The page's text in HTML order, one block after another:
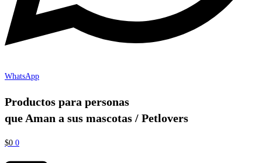
WhatsApp
Productos para personas
que Aman a sus mascotas / Petlovers
$0 0